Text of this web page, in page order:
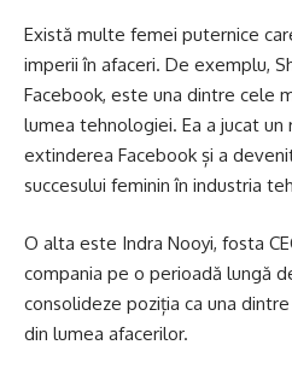
Există multe femei puternice
imperii în afaceri. De exemplu,
Facebook, este una dintre cele
lumea tehnologiei. Ea a jucat
extinderea Facebook și a
succesului feminin în industria
O alta este Indra Nooyi, fosta
compania pe o perioadă lungă
consolideze poziția ca una
din lumea afacerilor.